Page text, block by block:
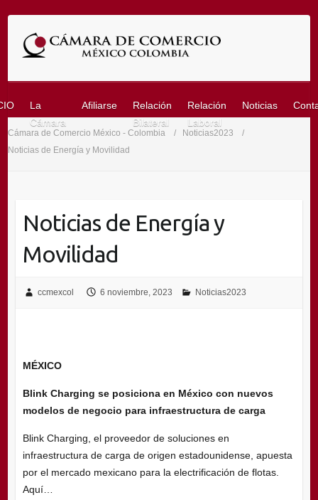
contenido
La
Cámara
Afiliarse
Relación
Bilateral
Relación
Laboral
Noticias
Cámara de Comercio México - Colombia
Noticias2023
Noticias de Energía y Movilidad
Noticias de Energía y
Movilidad
ccmexcol 6 noviembre, 2023 Noticias2023
MÉXICO
Blink Charging se posiciona en México con nuevos
modelos de negocio para infraestructura de carga
Blink Charging, el proveedor de soluciones en
infraestructura de carga de origen estadounidense, apuesta
por el mercado mexicano para la electrificación de flotas.
Aquí…